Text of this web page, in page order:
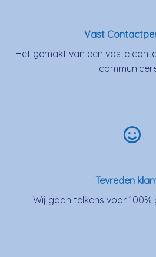
Vast
Het gemakt van een vaste
Tevreden
Wij gaan telkens voor 100%